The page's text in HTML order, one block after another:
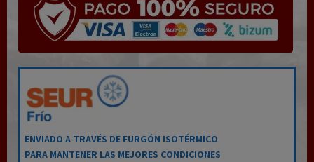
ENVIADO A TRAVÉS DE FURGÓN ISOTÉRMICO
PARA MANTENER LAS MEJORES CONDICIONES